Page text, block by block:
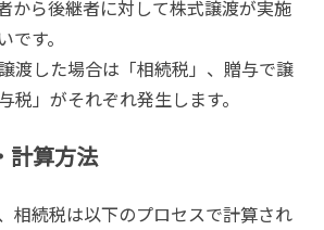
から後継者に対して株式譲渡が実施
す。
渡した場合は「相続税」、贈与で譲
税」がそれぞれ発生します。
計算方法
相続税は以下のプロセスで計算され